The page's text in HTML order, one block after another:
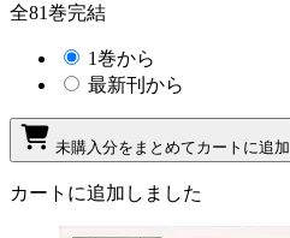
全81巻完結
1巻から
最新刊から
未購入分をまとめてカートに追加
カートに追加しました